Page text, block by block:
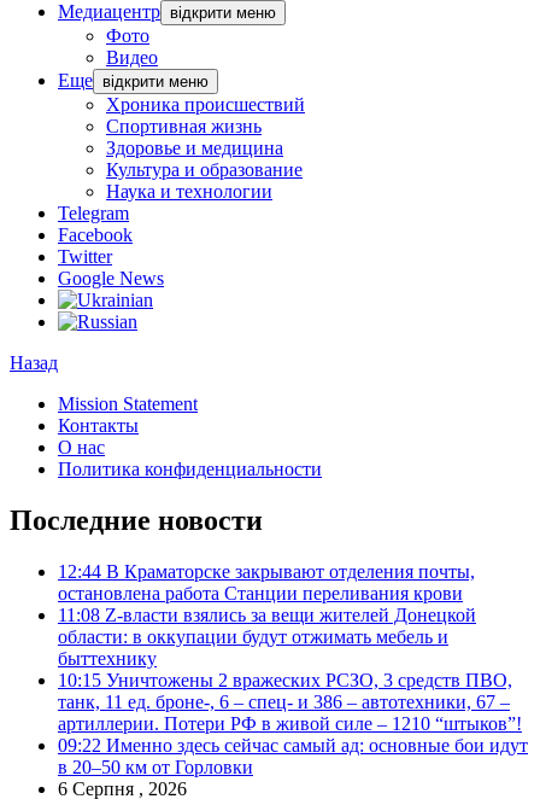
Медиацентр відкрити меню
Фото
Видео
Еще відкрити меню
Хроника происшествий
Спортивная жизнь
Здоровье и медицина
Культура и образование
Наука и технологии
Telegram
Facebook
Twitter
Google News
Назад
Mission Statement
Контакты
О нас
Политика конфиденциальности
Последние новости
12:44 В Краматорске закрывают отделения почты,
остановлена работа Станции переливания крови
11:08 Z-власти взялись за вещи жителей Донецкой
области: в оккупации будут отжимать мебель и
быттехнику
10:15 Уничтожены 2 вражеских РСЗО, 3 средств ПВО,
танк, 11 ед. броне-, 6 – спец- и 386 – автотехники, 67 –
артиллерии. Потери РФ в живой силе – 1210 “штыков”!
09:22 Именно здесь сейчас самый ад: основные бои идут
в 20–50 км от Горловки
6 Серпня , 2026